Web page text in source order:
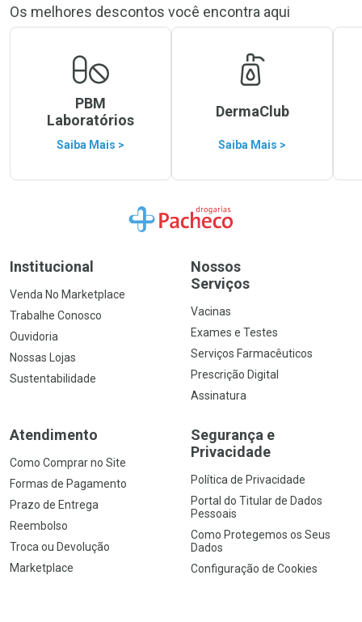
Os melhores descontos você encontra aqui
PBM
Laboratórios
Saiba Mais >
DermaClub
Saiba Mais >
Ir para a Home
Institucional
Venda No Marketplace
Trabalhe Conosco
Ouvidoria
Nossas Lojas
Sustentabilidade
Nossos
Serviços
Vacinas
Exames e Testes
Serviços Farmacêuticos
Prescrição Digital
Assinatura
Atendimento
Como Comprar no Site
Formas de Pagamento
Prazo de Entrega
Reembolso
Troca ou Devolução
Marketplace
Segurança e
Privacidade
Política de Privacidade
Portal do Titular de Dados
Pessoais
Como Protegemos os Seus
Dados
Configuração de Cookies